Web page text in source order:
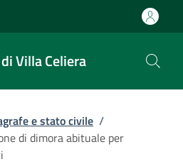
Villa Celiera
e stato civile /
di dimora abituale per